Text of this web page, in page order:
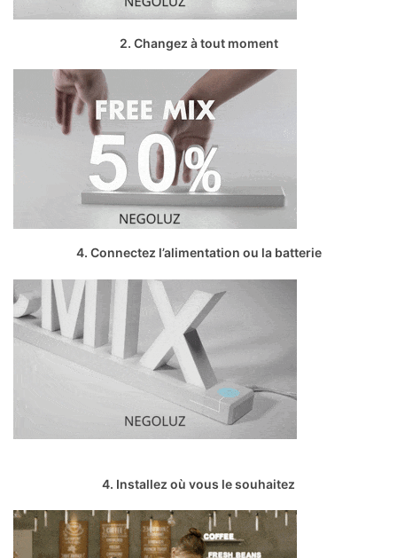
2. Changez à tout moment
4. Connectez l’alimentation ou la batterie
4. Installez où vous le souhaitez